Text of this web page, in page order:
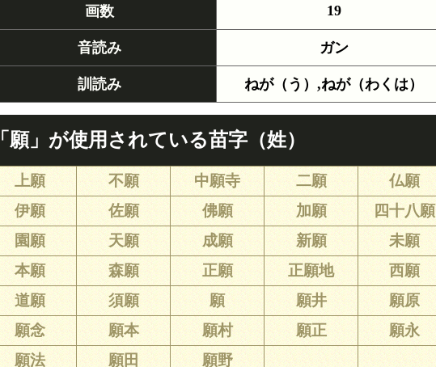
画数 19
音読み ガン
訓読み ねが（う）,ねが（わくは）
「願」が使用されている苗字（姓）
上願 不願 中願寺 二願
仏願
伊願
佐願 佛願 加願
四十八願
園願
天願 成願 新願
未願
本願
森願 正願 正願地
西願
道願
須願 願 願井
願原
願念
願本 願村 願正
願永
願法
願田 願野